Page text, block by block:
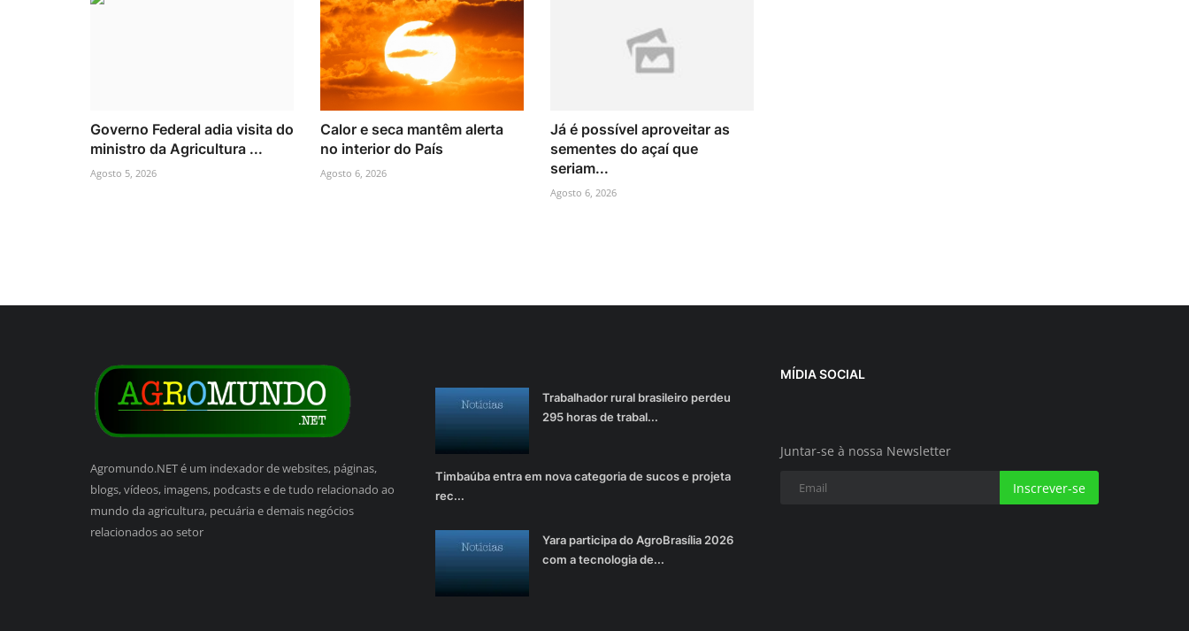
Governo Federal adia visita do
ministro da Agricultura ...
Agosto 5, 2026
Calor e seca mantêm alerta
no interior do País
Agosto 6, 2026
Já é possível aproveitar as
sementes do açaí que
seriam...
Agosto 6, 2026
Agromundo.NET é um indexador de websites, páginas,
blogs, vídeos, imagens, podcasts e de tudo relacionado ao
mundo da agricultura, pecuária e demais negócios
relacionados ao setor
Trabalhador rural brasileiro perdeu
295 horas de trabal...
Timbaúba entra em nova categoria de sucos e projeta
rec...
Yara participa do AgroBrasília 2026
com a tecnologia de...
MÍDIA SOCIAL
Juntar-se à nossa Newsletter
Inscrever-se